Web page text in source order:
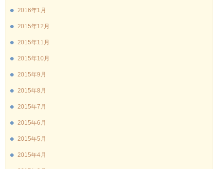
2016年1月
2015年12月
2015年11月
2015年10月
2015年9月
2015年8月
2015年7月
2015年6月
2015年5月
2015年4月